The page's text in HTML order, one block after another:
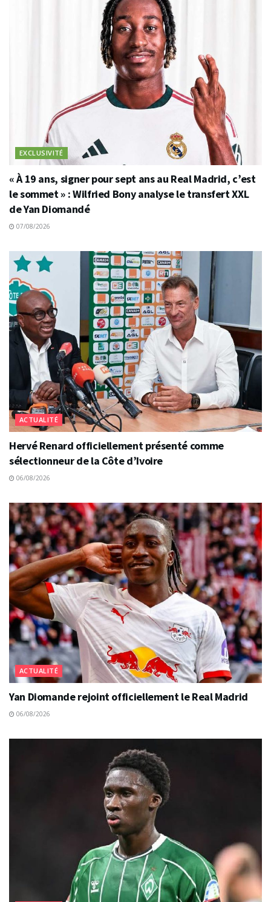
EXCLUSIVITÉ
« À 19 ans, signer pour sept ans au Real Madrid, c’est
le sommet » : Wilfried Bony analyse le transfert XXL
de Yan Diomandé
07/08/2026
ACTUALITÉ
Hervé Renard officiellement présenté comme
sélectionneur de la Côte d’Ivoire
06/08/2026
ACTUALITÉ
Yan Diomande rejoint officiellement le Real Madrid
06/08/2026